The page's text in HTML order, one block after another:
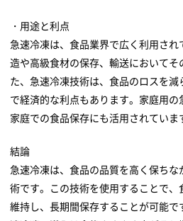
・用途と利点
急速冷凍は、食品業界で広く利用さ
造や高級食材の保存、輸送において
た、急速冷凍技術は、食品のロスを
で経済的な利点もあります。家庭用の
家庭での食品保存にも活用されていま
結論
急速冷凍は、食品の品質を高く保ち
術です。この技術を使用することで
維持し、長期間保存することが可能